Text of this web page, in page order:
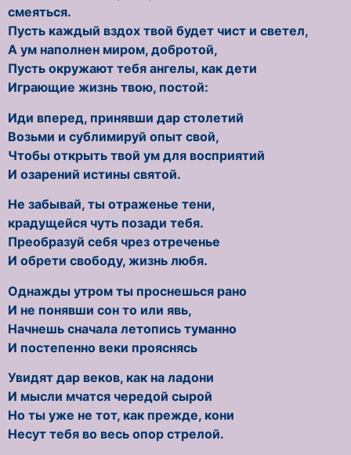
смеяться.
Пусть каждый вздох твой будет чист и светел,
А ум наполнен миром, добротой,
Пусть окружают тебя ангелы, как дети
Играющие жизнь твою, постой:
Иди вперед, принявши дар столетий
Возьми и сублимируй опыт свой,
Чтобы открыть твой ум для восприятий
И озарений истины святой.
Не забывай, ты отраженье тени,
крадущейся чуть позади тебя.
Преобразуй себя чрез отреченье
И обрети свободу, жизнь любя.
Однажды утром ты проснешься рано
И не понявши сон то или явь,
Начнешь сначала летопись туманно
И постепенно веки прояснясь
Увидят дар веков, как на ладони
И мысли мчатся чередой сырой
Но ты уже не тот, как прежде, кони
Несут тебя во весь опор стрелой.